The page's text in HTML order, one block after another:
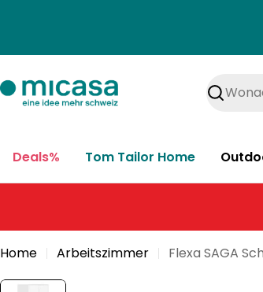
Suchen
Deals% Tom Tailor Home
Home Arbeitszimmer Flexa SAGA